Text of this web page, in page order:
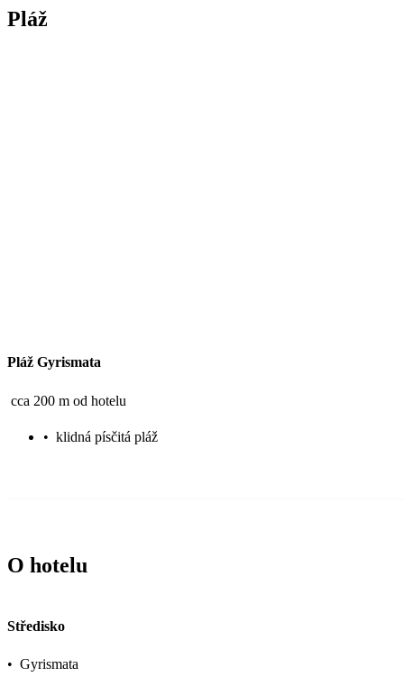
Pláž
Pláž Gyrismata
cca 200 m od hotelu
• klidná písčitá pláž
O hotelu
Středisko
• Gyrismata